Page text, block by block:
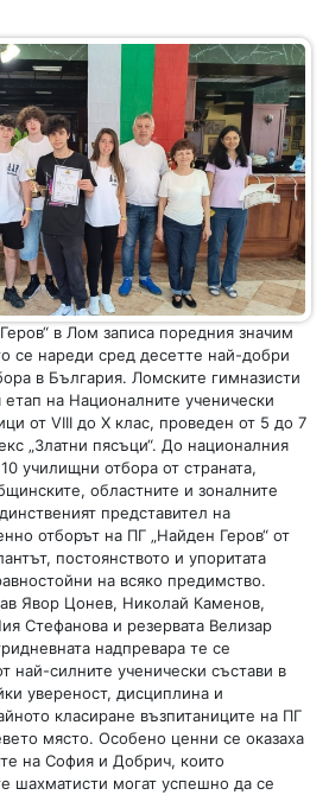
в Лом записа поредния значим
се нареди сред десетте най-добри
в България. Ломските гимназисти
етап на Националните ученически
от VIII до X клас, проведен от 5 до 7
„Златни пясъци“. До националния
училищни отбора от страната,
областните и зоналните
представител на
отборът на ПГ „Найден Геров“ от
постоянството и упоритата
на всяко предимство.
Явор Цонев, Николай Каменов,
Стефанова и резервата Велизар
надпревара те се
най-силните ученически състави в
увереност, дисциплина и
класиране възпитаниците на ПГ
място. Особено ценни се оказаха
на София и Добрич, които
шахматисти могат успешно да се